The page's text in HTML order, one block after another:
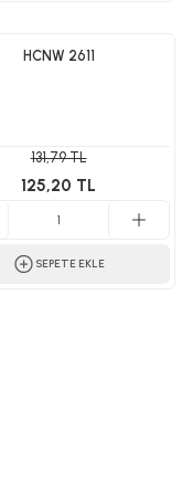
HCNW 2611
131,79 TL
125,20 TL
SEPETE EKLE